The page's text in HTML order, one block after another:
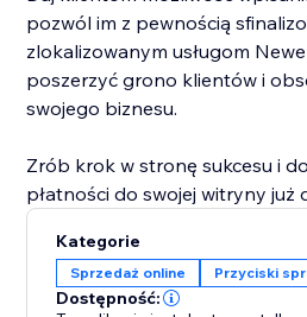
pozwól im z pewnością
zlokalizowanym usługom
poszerzyć grono klientów i
swojego biznesu.
Zrób krok w stronę sukcesu i
płatności do swojej witryny już
Kategorie
Sprzedaż online Przyciski
Dostępność: